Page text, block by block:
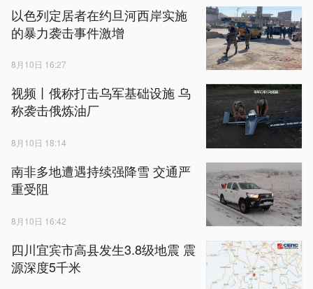
以色列定居者在约旦河西岸实施
的暴力袭击事件激增
8月10日 16:27
视频丨俄称打击乌军基础设施 乌
称袭击俄炼油厂
8月10日 18:14
南非多地遭遇持续强降雪 交通严
重受阻
8月10日 16:42
四川宜宾市高县发生3.8级地震 震
源深度5千米